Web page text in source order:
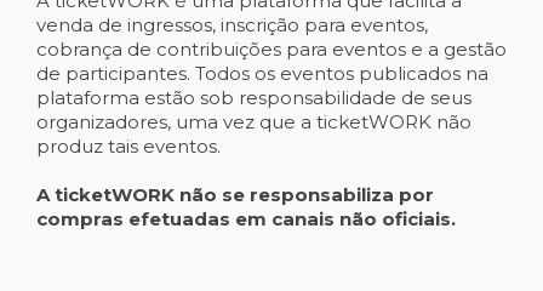
venda de ingressos, inscrição para eventos,
cobrança de contribuições para eventos e a gestão
de participantes. Todos os eventos publicados na
plataforma estão sob responsabilidade de seus
organizadores, uma vez que a ticketWORK não
produz tais eventos.
A ticketWORK não se responsabiliza por
compras efetuadas em canais não oficiais.